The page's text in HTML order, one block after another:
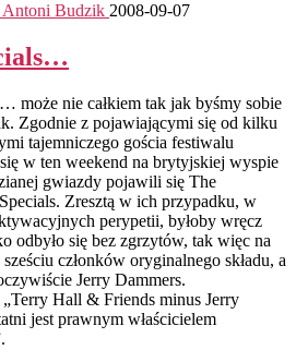
Antoni Budzik 2008-09-07
może nie całkiem tak jak byśmy sobie
Zgodnie z pojawiającymi się od kilku
tajemniczego gościa festiwalu
w ten weekend na brytyjskiej wyspie
gwiazdy pojawili się The
Zresztą w ich przypadku, w
perypetii, byłoby wręcz
odbyło się bez zgrzytów, tak więc na
członków oryginalnego składu, a
Jerry Dammers.
Hall & Friends minus Jerry
jest prawnym właścicielem